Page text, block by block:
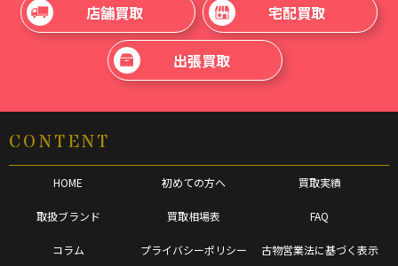
店舗買取 宅配買取
出張買取
CONTENT
HOME 初めての方へ 買取実績
取扱ブランド 買取相場表 FAQ
コラム プライバシーポリシー 古物営業法に基づく表示